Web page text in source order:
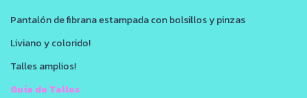
Pantalón de fibrana estampada con bolsillos y pinzas
Liviano y colorido!
Talles amplios!
Guía de Talles